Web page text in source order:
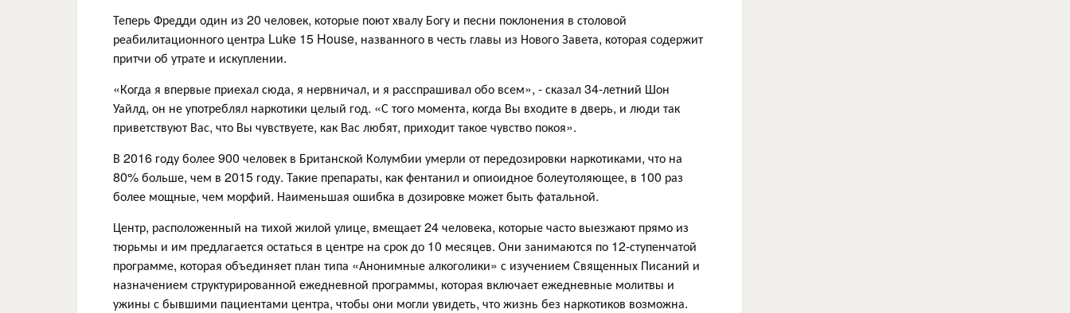
Теперь Фредди один из 20 человек, которые поют хвалу Богу и песни поклонения в столовой
реабилитационного центра Luke 15 House, названного в честь главы из Нового Завета, которая содержит
притчи об утрате и искуплении.
«Когда я впервые приехал сюда, я нервничал, и я расспрашивал обо всем», - сказал 34-летний Шон
Уайлд, он не употреблял наркотики целый год. «С того момента, когда Вы входите в дверь, и люди так
приветствуют Вас, что Вы чувствуете, как Вас любят, приходит такое чувство покоя».
В 2016 году более 900 человек в Британской Колумбии умерли от передозировки наркотиками, что на
80% больше, чем в 2015 году. Такие препараты, как фентанил и опиоидное болеутоляющее, в 100 раз
более мощные, чем морфий. Наименьшая ошибка в дозировке может быть фатальной.
Центр, расположенный на тихой жилой улице, вмещает 24 человека, которые часто выезжают прямо из
тюрьмы и им предлагается остаться в центре на срок до 10 месяцев. Они занимаются по 12-ступенчатой
программе, которая объединяет план типа «Анонимные алкоголики» с изучением Священных Писаний и
назначением структурированной ежедневной программы, которая включает ежедневные молитвы и
ужины с бывшими пациентами центра, чтобы они могли увидеть, что жизнь без наркотиков возможна.